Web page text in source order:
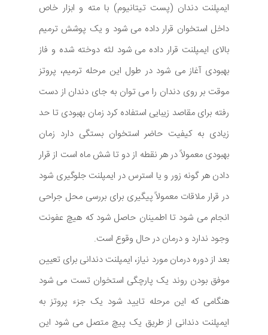
ایمپلنت دندان (پست تیتانیوم) با مته و ابزار خاص
داخل استخوان قرار داده می شود و یک پوشش ترمیم
بالای ایمپلنت قرار داده می شود لثه دوخته شده و فاز
بهبودی آغاز می شود در طول این مرحله ترمیم، پروتز
موقت بر روی دندان را می توان به جای دندان از دست
رفته برای مقاصد زیبایی استفاده کرد زمان بهبودی تا حد
زیادی به کیفیت حاضر استخوان بستگی دارد زمان
بهبودی معمولاً در هر نقطه از دو تا شش ماه است از قرار
دادن هر گونه زور و یا استرس در ایمپلنت جلوگیری شود
در قرار ملاقات معمولاً پیگیری برای بررسی محل جراحی
انجام می شود تا اطمینان حاصل شود که هیچ عفونت
وجود ندارد و درمان در حال وقوع است.
بعد از دوره درمان مورد نیاز، ایمپلنت دندانی برای تعیین
موفق بودن روند یک پارچگی استخوان تست می شود
هنگامی که این مرحله تایید شود یک جزء پروتز به
ایمپلنت دندانی از طریق یک پیچ متصل می شود این